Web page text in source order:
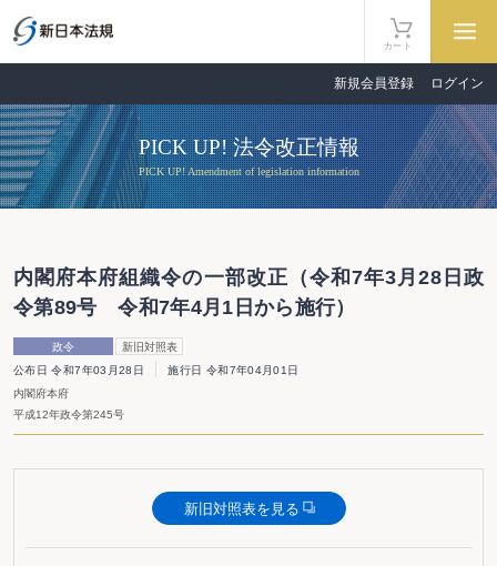
カート
新規会員登録 ログイン
PICK UP! 法令改正情報
PICK UP! Amendment of legislation information
内閣府本府組織令の一部改正（令和7年3月28日政
令第89号 令和7年4月1日から施行）
政令
新旧対照表
公布日 令和7年03月28日
施行日 令和7年04月01日
内閣府本府
平成12年政令第245号
新旧対照表を見る